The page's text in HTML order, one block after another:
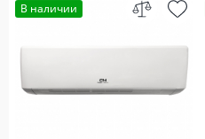
В наличии